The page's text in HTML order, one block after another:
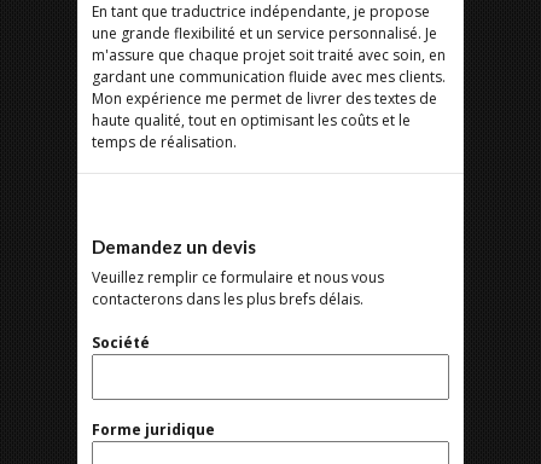
En tant que traductrice indépendante, je propose
une grande flexibilité et un service personnalisé. Je
m'assure que chaque projet soit traité avec soin, en
gardant une communication fluide avec mes clients.
Mon expérience me permet de livrer des textes de
haute qualité, tout en optimisant les coûts et le
temps de réalisation.
Demandez un devis
Veuillez remplir ce formulaire et nous vous
contacterons dans les plus brefs délais.
Société
Forme juridique